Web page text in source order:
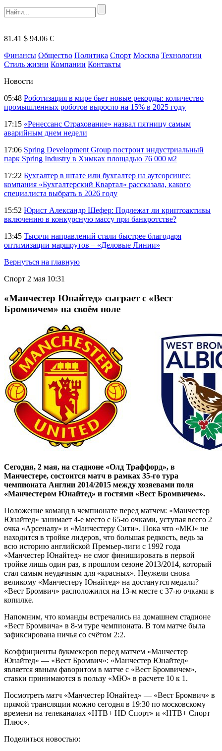
81.41 $ 94.06 €
Финансы Общество Политика Спорт Москва Технологии
Стиль жизни Компании Контакты
Новости
05:48 Роботизация в мире бьет новые рекорды: количество
промышленных роботов выросло на 15% в 2025 году
17:15 «Ренессанс Страхование» назвал пятницу самым
аварийным днем недели
17:06 Spring Development Group построит индустриальный
парк Spring Industry в Химках площадью 76 000 м2
17:22 Бухгалтер в штате или бухгалтер на аутсорсинге:
компания «Бухгалтерский Квартал» рассказала, какого
специалиста выбрать в 2026 году
15:52 Юрист Александр Шефер: Подлежат ли криптоактивы
включению в конкурсную массу при банкротстве?
13:45 Тысячи направлений стали быстрее благодаря
оптимизации маршрутов – «Деловые Линии»
Вернуться на главную
Спорт 2 мая 10:31
«Манчестер Юнайтед» сыграет с «Вест
Бромвичем» на своём поле
Сегодня, 2 мая, на стадионе «Олд Траффорд», в
Манчестере, состоится матч в рамках 35-го тура
чемпионата Англии 2014/2015 между хозяевами поля
«Манчестером Юнайтед» и гостями «Вест Бромвичем».
Положение команд в чемпионате перед матчем: «Манчестер
Юнайтед» занимает 4-е место с 65-ю очками, уступая всего 2
очка «Арсеналу» и «Манчестеру Сити». Пока что «МЮ» не
находится в тройке лидеров, что большая редкость, ведь за
всю историю английской Премьер-лиги с 1992 года
«Манчестер Юнайтед» не смог финишировать в первой
тройке лишь один раз, в прошлом сезоне 2013/2014, который
стал самым неудачным для «красных». Неужели снова
великому «Манчестеру Юнайтед» на достанутся медали?
«Вест Бромвич» расположился на 13-м месте с 37-ю очками в
копилке.
Напомним, что команды встречались на домашнем стадионе
«Вест Бромвича» в 8-м туре чемпионата. В том матче была
зафиксирована ничья со счётом 2:2.
Коэффициенты букмекеров перед матчем «Манчестер
Юнайтед» — «Вест Бромвич»: «Манчестер Юнайтед»
является явным фаворитом в матче с «Вест Бромвичем»,
ставки принимаются в пользу «МЮ» в расчете 10 к 1.
Посмотреть матч «Манчестер Юнайтед» — «Вест Бромвич» в
прямой трансляции можно сегодня в 19:30 по московскому
времени на телеканалах «НТВ+ HD Спорт» и «НТВ+ Спорт
Плюс».
Поделиться новостью: